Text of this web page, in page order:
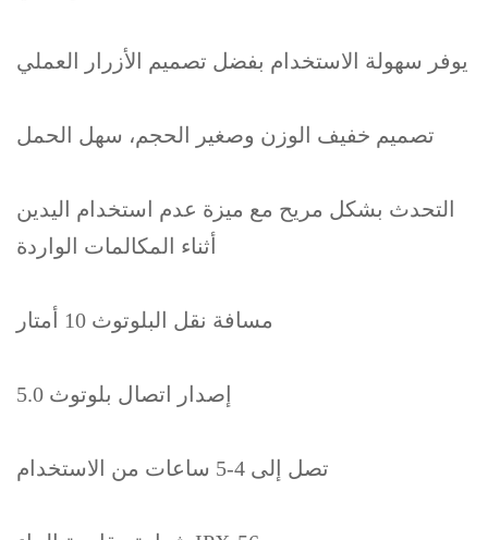
يوفر سهولة الاستخدام بفضل تصميم الأزرار العملي
تصميم خفيف الوزن وصغير الحجم، سهل الحمل
التحدث بشكل مريح مع ميزة عدم استخدام اليدين
أثناء المكالمات الواردة
مسافة نقل البلوتوث 10 أمتار
إصدار اتصال بلوتوث 5.0
تصل إلى 4-5 ساعات من الاستخدام